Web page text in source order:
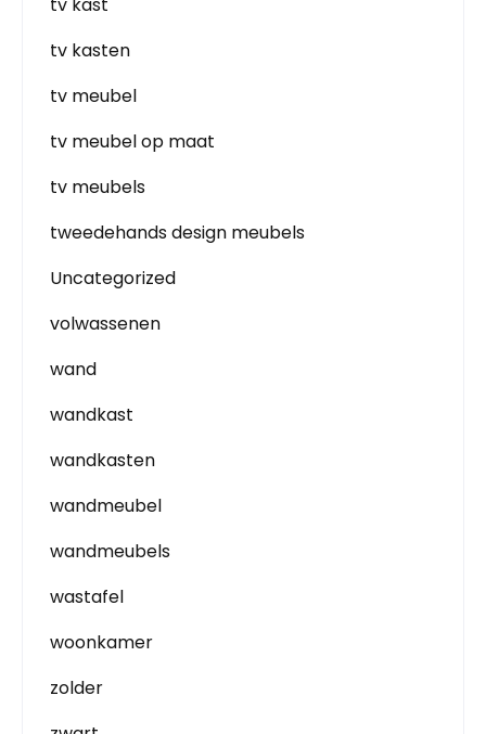
tv kast
tv kasten
tv meubel
tv meubel op maat
tv meubels
tweedehands design meubels
Uncategorized
volwassenen
wand
wandkast
wandkasten
wandmeubel
wandmeubels
wastafel
woonkamer
zolder